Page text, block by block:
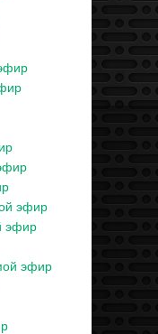
эфир
эфир
эфир